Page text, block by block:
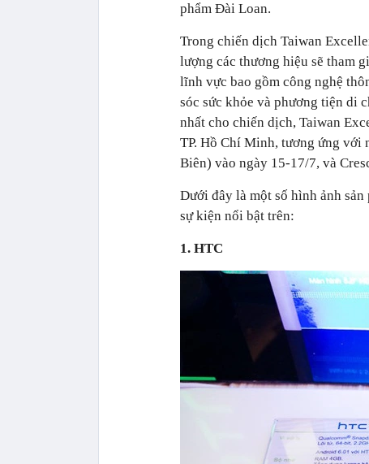
phẩm Đài Loan.
Trong chiến dịch Taiwan
lượng các thương hiệu sẽ tham
lĩnh vực bao gồm công nghệ
sóc sức khỏe và phương tiện di
nhất cho chiến dịch, Taiwan
TP. Hồ Chí Minh, tương ứng
Biên) vào ngày 15-17/7, và
Dưới đây là một số hình ảnh
sự kiện nổi bật trên:
1. HTC